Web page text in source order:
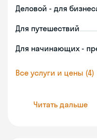
Деловой - для
Для путешествий
Для начинающих -
Все услуги и цены (4)
Читать дальше